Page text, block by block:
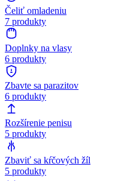
Čeliť omladeniu
7 produkty
Doplnky na vlasy
6 produkty
Zbavte sa parazitov
6 produkty
Rozšírenie penisu
5 produkty
Zbaviť sa kŕčových žíl
5 produkty